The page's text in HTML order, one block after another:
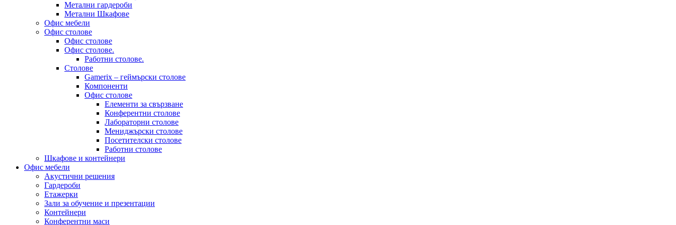
Метални гардероби
Метални Шкафове
Офис мебели
Офис столове
Офис столове
Офис столове.
Работни столове.
Столове
Gamerix – геймърски столове
Компоненти
Офис столове
Елементи за свързване
Конферентни столове
Лабораторни столове
Мениджърски столове
Посетителски столове
Работни столове
Шкафове и контейнери
Офис мебели
Акустични решения
Гардероби
Етажерки
Зали за обучение и презентации
Контейнери
Конферентни маси